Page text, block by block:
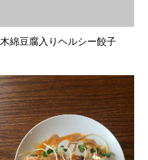
木綿豆腐入りヘルシー餃子